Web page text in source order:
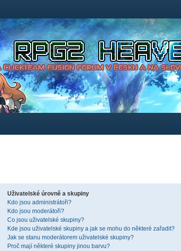
Uživatelské úrovně a skupiny
Kdo jsou administrátoři?
Kdo jsou moderátoři?
Co jsou uživatelské skupiny?
Kde jsou uživatelské skupiny a jak se mohu do některé zařadit?
Jak se stanu moderátorem uživatelské skupiny?
Proč mají některé skupiny jinou barvu?